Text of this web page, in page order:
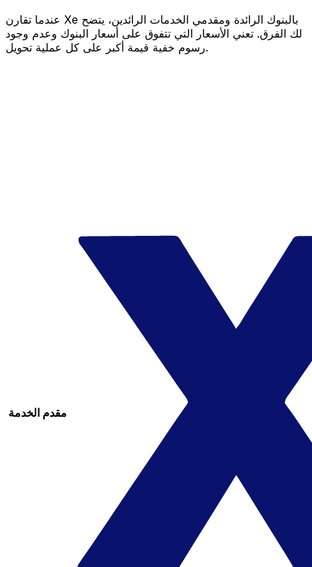
عندما تقارن Xe بالبنوك الرائدة ومقدمي الخدمات الرائدين، يتضح
لك الفرق. تعني الأسعار التي تتفوق على أسعار البنوك وعدم وجود
رسوم خفية قيمة أكبر على كل عملية تحويل.
مقدم الخدمة